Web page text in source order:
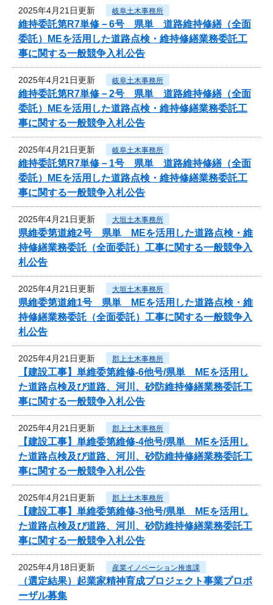
2025年4月21日更新 岐阜土木事務所
維持委託第R7単修－6号 県単 道路維持修繕（全面
委託）MEを活用した道路点検・維持修繕業務委託工
事に関する一般競争入札公告
2025年4月21日更新 岐阜土木事務所
維持委託第R7単修－2号 県単 道路維持修繕（全面
委託）MEを活用した道路点検・維持修繕業務委託工
事に関する一般競争入札公告
2025年4月21日更新 岐阜土木事務所
維持委託第R7単修－1号 県単 道路維持修繕（全面
委託）MEを活用した道路点検・維持修繕業務委託工
事に関する一般競争入札公告
2025年4月21日更新 大垣土木事務所
県維委第道維2号 県単 MEを活用した道路点検・維
持修繕業務委託（全面委託）工事に関する一般競争入
札公告
2025年4月21日更新 大垣土木事務所
県維委第道維1号 県単 MEを活用した道路点検・維
持修繕業務委託（全面委託）工事に関する一般競争入
札公告
2025年4月21日更新 郡上土木事務所
【建設工事】単維委第維修‐6他号/県単 MEを活用し
た道路点検及び道路、河川、砂防維持修繕業務委託工
事に関する一般競争入札公告
2025年4月21日更新 郡上土木事務所
【建設工事】単維委第維修‐4他号/県単 MEを活用し
た道路点検及び道路、河川、砂防維持修繕業務委託工
事に関する一般競争入札公告
2025年4月21日更新 郡上土木事務所
【建設工事】単維委第維修‐3他号/県単 MEを活用し
た道路点検及び道路、河川、砂防維持修繕業務委託工
事に関する一般競争入札公告
2025年4月18日更新 産業イノベーション推進課
（選定結果）起業家精神育成プロジェクト事業プロポ
ーザル募集